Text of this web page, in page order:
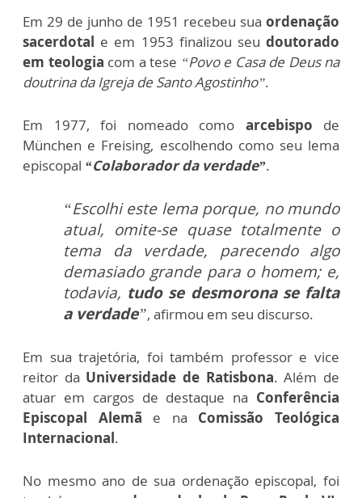
Em 29 de junho de 1951 recebeu sua ordenação
sacerdotal e em 1953 finalizou seudoutorado
em teologia com a tese “Povo e Casa de Deus na
doutrina da Igreja de Santo Agostinho”.
Em 1977, foi nomeado como arcebispo de
München e Freising, escolhendo como seu lema
episcopal “Colaborador da verdade”.
“Escolhi este lema porque, no mundo
atual, omite-se quase totalmente o
tema da verdade, parecendo algo
demasiado grande para o homem; e,
todavia, tudo se desmorona se falta
a verdade”, afirmou em seu discurso.
Em sua trajetória, foi também professor e vice
reitor da Universidade de Ratisbona. Além de
atuar em cargos de destaque na Conferência
Episcopal Alemã e na Comissão Teológica
Internacional.
No mesmo ano de sua ordenação episcopal, foi